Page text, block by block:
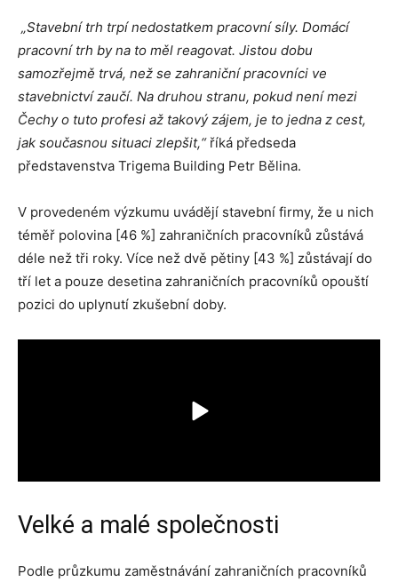
„Stavební trh trpí nedostatkem pracovní síly. Domácí
pracovní trh by na to měl reagovat. Jistou dobu
samozřejmě trvá, než se zahraniční pracovníci ve
stavebnictví zaučí. Na druhou stranu, pokud není mezi
Čechy o tuto profesi až takový zájem, je to jedna z cest,
jak současnou situaci zlepšit,“ říká předseda
představenstva Trigema Building Petr Bělina.
V provedeném výzkumu uvádějí stavební firmy, že u nich
téměř polovina [46 %] zahraničních pracovníků zůstává
déle než tři roky. Více než dvě pětiny [43 %] zůstávají do
tří let a pouze desetina zahraničních pracovníků opouští
pozici do uplynutí zkušební doby.
Velké a malé společnosti
Podle průzkumu zaměstnávání zahraničních pracovníků